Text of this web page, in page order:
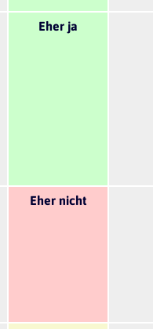
Eher ja
Eher nicht